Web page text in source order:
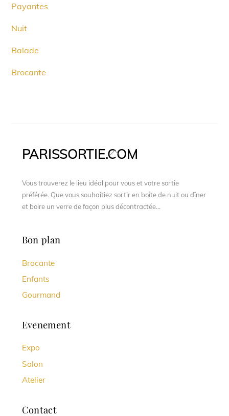
Payantes
Nuit
Balade
Brocante
Back
Top
PARISSORTIE.COM
Vous trouverez le lieu idéal pour vous et votre sortie
préférée. Que vous souhaitiez sortir en boîte de nuit ou dîner
et boire un verre de façon plus décontractée...
Bon plan
Brocante
Enfants
Gourmand
Evenement
Expo
Salon
Atelier
Contact